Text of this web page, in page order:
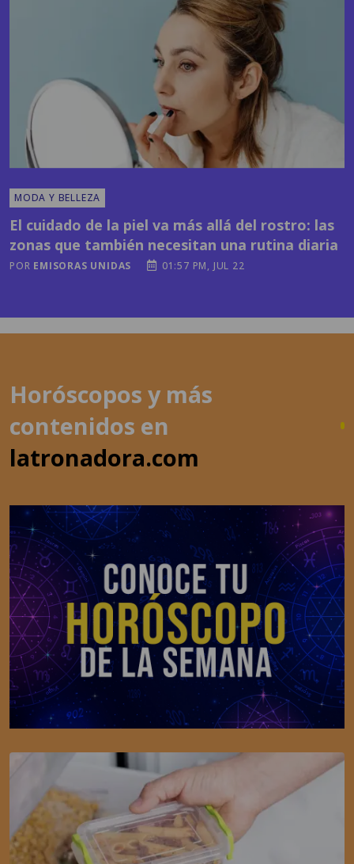
MODA Y BELLEZA
El cuidado de la piel va más allá del rostro: las
zonas que también necesitan una rutina diaria
POR EMISORAS UNIDAS 01:57 PM, JUL 22
Horóscopos y más
contenidos en
latronadora.com